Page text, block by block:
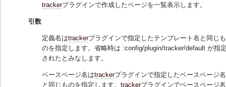
trackerプラグインで作成したページを一覧表示します。
引数
定義名はtrackerプラグインで指定したテンプレート名と同じも
のを指定します。省略時は :config/plugin/tracker/default が指
されたとみなします。
ベースページ名はtrackerプラグインで指定したベースページ名
と同じものを指定します。 trackerプラグインでベースページ名